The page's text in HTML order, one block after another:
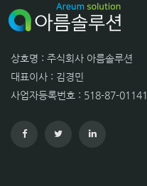
상호명 : 주식회사 아름솔루션
대표이사 : 김경민
사업자등록번호 : 518-87-01141